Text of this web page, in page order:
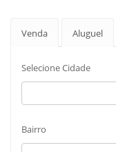
Venda Aluguel
Selecione Cidade
Bairro